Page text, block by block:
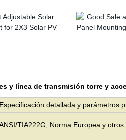
y línea de transmisión torre y
Especificación detallada y parámetros
TIA222G, Norma Europea y otros